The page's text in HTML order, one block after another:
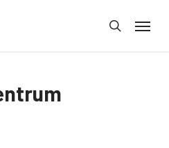
search
Menu